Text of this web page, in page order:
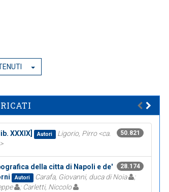
50.821
XXXIX] Autori
Ligorio, Pirro <ca.
28.174
della citta di Napoli e de'
Autori Carafa, Giovanni, duca di Noia
;
; Carletti, Niccolo